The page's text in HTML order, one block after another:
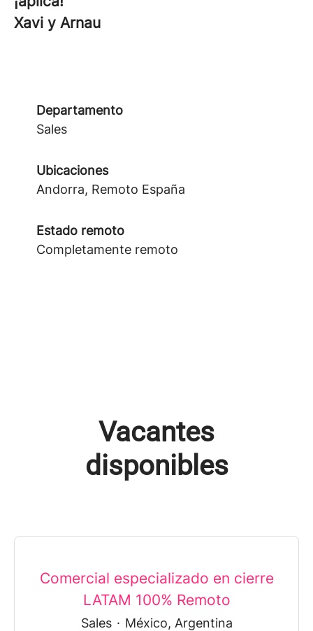
Xavi y Arnau
Departamento
Sales
Ubicaciones
Andorra, Remoto España
Estado remoto
Completamente remoto
Vacantes
disponibles
Comercial especializado en cierre
LATAM 100% Remoto
Sales · México, Argentina